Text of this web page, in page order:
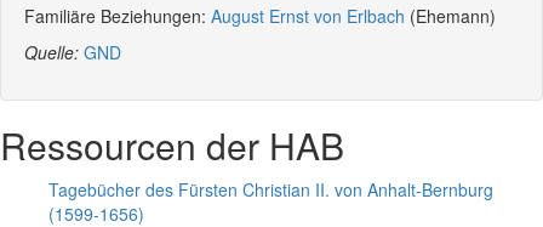
Familiäre Beziehungen: August Ernst von Erlbach (Ehemann)
Quelle: GND
Ressourcen der HAB
Tagebücher des Fürsten Christian II. von Anhalt-Bernburg
(1599-1656)